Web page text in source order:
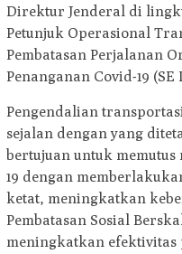
Direktur Jenderal di
Petunjuk Operasional
Pembatasan Perjalanan
Penanganan Covid-19 (SE
Pengendalian
sejalan dengan yang
bertujuan untuk
19 dengan
ketat, meningkatkan
Pembatasan Sosial
meningkatkan efektivitas